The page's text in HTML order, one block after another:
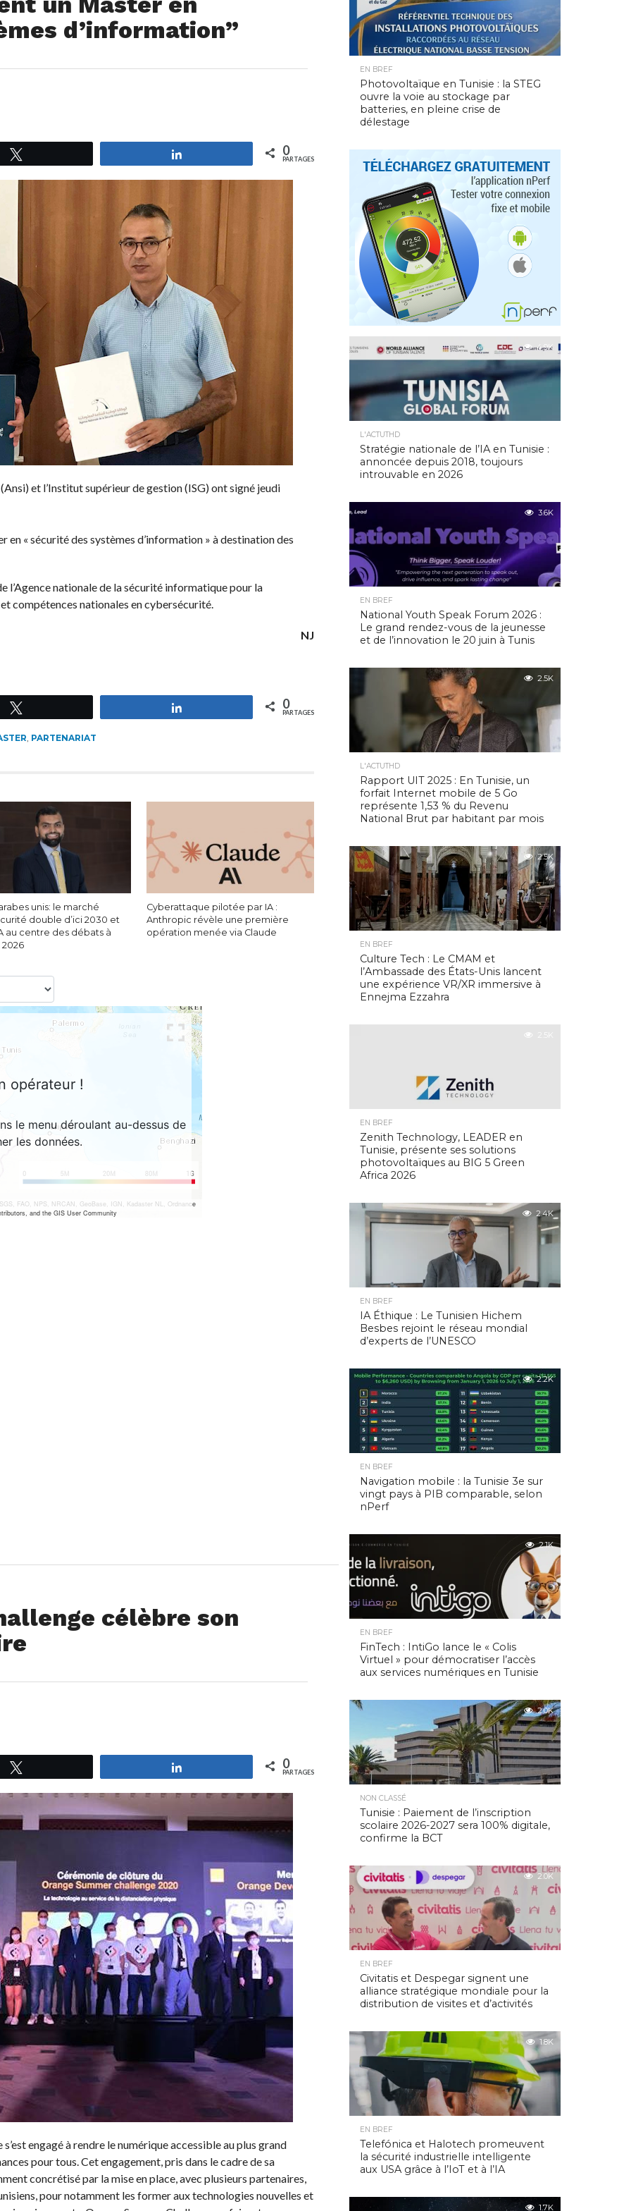
d’information”
0
PARTAGES
et l’Institut supérieur de gestion (ISG) ont signé jeudi
« sécurité des systèmes d’information » à destination des
l’Agence nationale de la sécurité informatique pour la
compétences nationales en cybersécurité.
NJ
0
PARTAGES
, PARTENARIAT
unis: le marché
double d’ici 2030 et
au centre des débats à
Cyberattaque pilotée par IA :
Anthropic révèle une première
opération menée via Claude
célèbre son
0
PARTAGES
engagé à rendre le numérique accessible au plus grand
pour tous. Cet engagement, pris dans le cadre de sa
concrétisé par la mise en place, avec plusieurs partenaires,
pour notamment les former aux technologies nouvelles et
EN BREF
Photovoltaïque en Tunisie : la STEG
ouvre la voie au stockage par
batteries, en pleine crise de
délestage
4.9K
L'ACTUTHD
Stratégie nationale de l’IA en Tunisie :
annoncée depuis 2018, toujours
introuvable en 2026
3.6K
EN BREF
National Youth Speak Forum 2026 :
Le grand rendez-vous de la jeunesse
et de l’innovation le 20 juin à Tunis
2.5K
L'ACTUTHD
Rapport UIT 2025 : En Tunisie, un
forfait Internet mobile de 5 Go
représente 1,53 % du Revenu
National Brut par habitant par mois
2.5K
EN BREF
Culture Tech : Le CMAM et
l’Ambassade des États-Unis lancent
une expérience VR/XR immersive à
Ennejma Ezzahra
2.5K
EN BREF
Zenith Technology, LEADER en
Tunisie, présente ses solutions
photovoltaïques au BIG 5 Green
Africa 2026
2.4K
EN BREF
IA Éthique : Le Tunisien Hichem
Besbes rejoint le réseau mondial
d’experts de l’UNESCO
2.2K
EN BREF
Navigation mobile : la Tunisie 3e sur
vingt pays à PIB comparable, selon
nPerf
2.1K
EN BREF
FinTech : IntiGo lance le « Colis
Virtuel » pour démocratiser l’accès
aux services numériques en Tunisie
2.0K
NON CLASSÉ
Tunisie : Paiement de l’inscription
scolaire 2026-2027 sera 100% digitale,
confirme la BCT
2.0K
EN BREF
Civitatis et Despegar signent une
alliance stratégique mondiale pour la
distribution de visites et d’activités
1.8K
EN BREF
Telefónica et Halotech promeuvent
la sécurité industrielle intelligente
aux USA grâce à l’IoT et à l’IA
1.7K